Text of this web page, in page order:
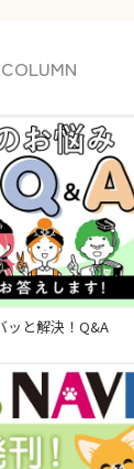
COLUMN
ッと解決！Q&A